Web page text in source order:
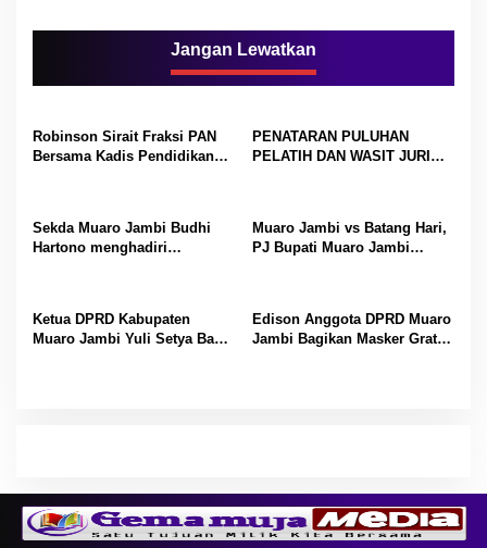
s
o
s
Jangan Lewatkan
Robinson Sirait Fraksi PAN
Bersama Kadis Pendidikan
2025
PENATARAN PULUHAN
PELATIH DAN WASIT JURI
Sekda Muaro Jambi Budhi
Hartono menghadiri
Muaro Jambi vs Batang Hari,
PJ Bupati Muaro Jambi
Ketua DPRD Kabupaten
Muaro Jambi Yuli Setya Bakti
Edison Anggota DPRD Muaro
Jambi Bagikan Masker Gratis